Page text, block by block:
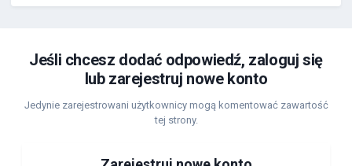
Jeśli chcesz dodać odpowiedź, zaloguj się
lub zarejestruj nowe konto
Jedynie zarejestrowani użytkownicy mogą komentować zawartość
tej strony.